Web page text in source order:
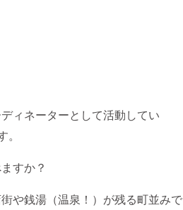
ィネーターとして活動してい
すか？
や銭湯（温泉！）が残る町並みで